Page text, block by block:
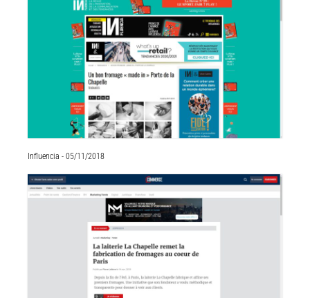
Influencia - 05/11/2018